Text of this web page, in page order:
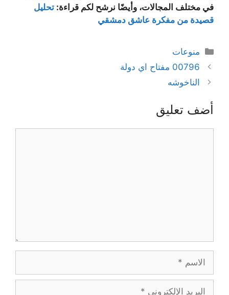
في مختلف المجالات، وأيضًا نرشح لكم قراءة: تحليل
قصيدة من مفكرة عاشق دمشقي
التصنيفات
منوعات
00796 مفتاح اي دولة
الناخوشه
أضف تعليق
الاسم
البريد